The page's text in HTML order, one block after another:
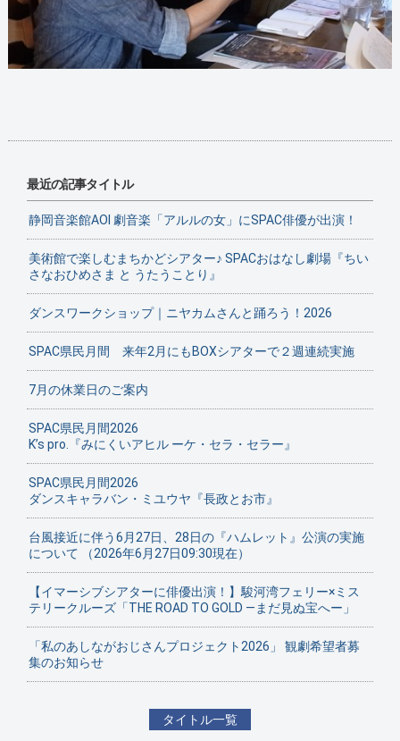
最近の記事タイトル
静岡音楽館AOI 劇音楽「アルルの女」にSPAC俳優が出演！
美術館で楽しむまちかどシアター♪ SPACおはなし劇場『ちい
さなおひめさま と うたうことり』
ダンスワークショップ｜ニヤカムさんと踊ろう！2026
SPAC県民月間 来年2月にもBOXシアターで２週連続実施
7月の休業日のご案内
SPAC県民月間2026
K’s pro.『みにくいアヒル ーケ・セラ・セラー』
SPAC県民月間2026
ダンスキャラバン・ミユウヤ『長政とお市』
台風接近に伴う6月27日、28日の『ハムレット』公演の実施
について （2026年6月27日09:30現在）
【イマーシブシアターに俳優出演！】駿河湾フェリー×ミス
テリークルーズ「THE ROAD TO GOLD ―まだ見ぬ宝へー」
「私のあしながおじさんプロジェクト2026」 観劇希望者募
集のお知らせ
タイトル一覧